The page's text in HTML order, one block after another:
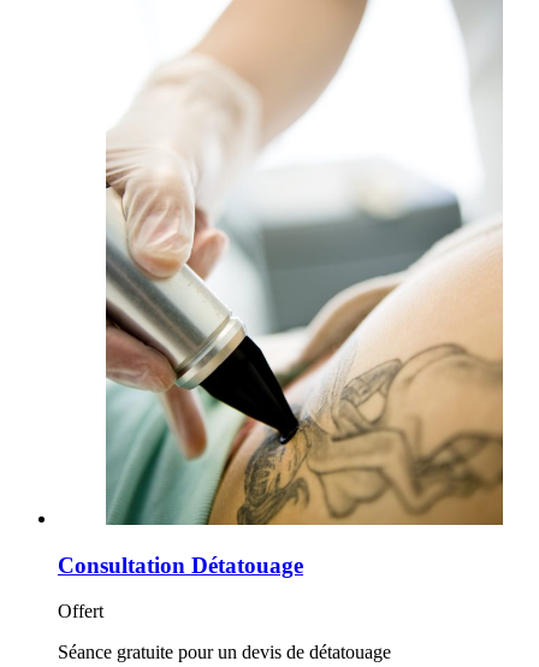
Consultation Détatouage
Offert
Séance gratuite pour un devis de détatouage